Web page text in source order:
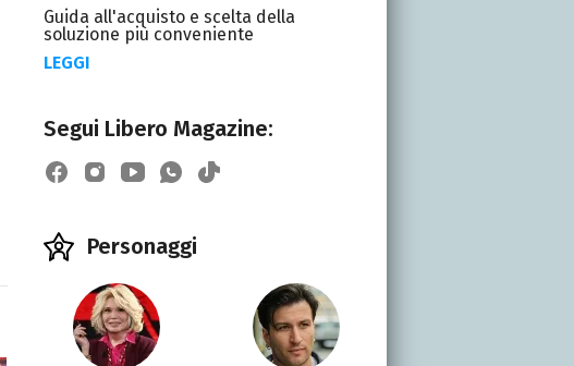
Guida all'acquisto e scelta della
soluzione più conveniente
LEGGI
Segui Libero Magazine:
Personaggi